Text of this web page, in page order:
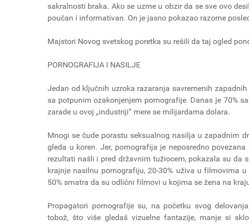
sakralnosti braka. Ako se uzme u obzir da se sve ovo
poučan i informativan. On je jasno pokazao razorne
Majstori Novog svetskog poretka su rešili da taj ogled
PORNOGRAFIJA I NASILJE
Jedan od ključnih uzroka razaranja savremenih
sa potpunim ozakonjenjem pornografije. Danas je 70%
zarade u ovoj „industriji“ mere se milijardama dolara.
Mnogi se čude porastu seksualnog nasilja u zapadnim
gleda u koren. Jer, pornografija je neposredno
rezultati našli i pred državnim tužiocem, pokazala su da
krajnje nasilnu pornografiju, 20-30% uživa u filmovima
50% smatra da su odlični filmovi u kojima se žena na
Propagatori pornografije su, na početku svog
tobož, što više gledaš vizuelne fantazije, manje si